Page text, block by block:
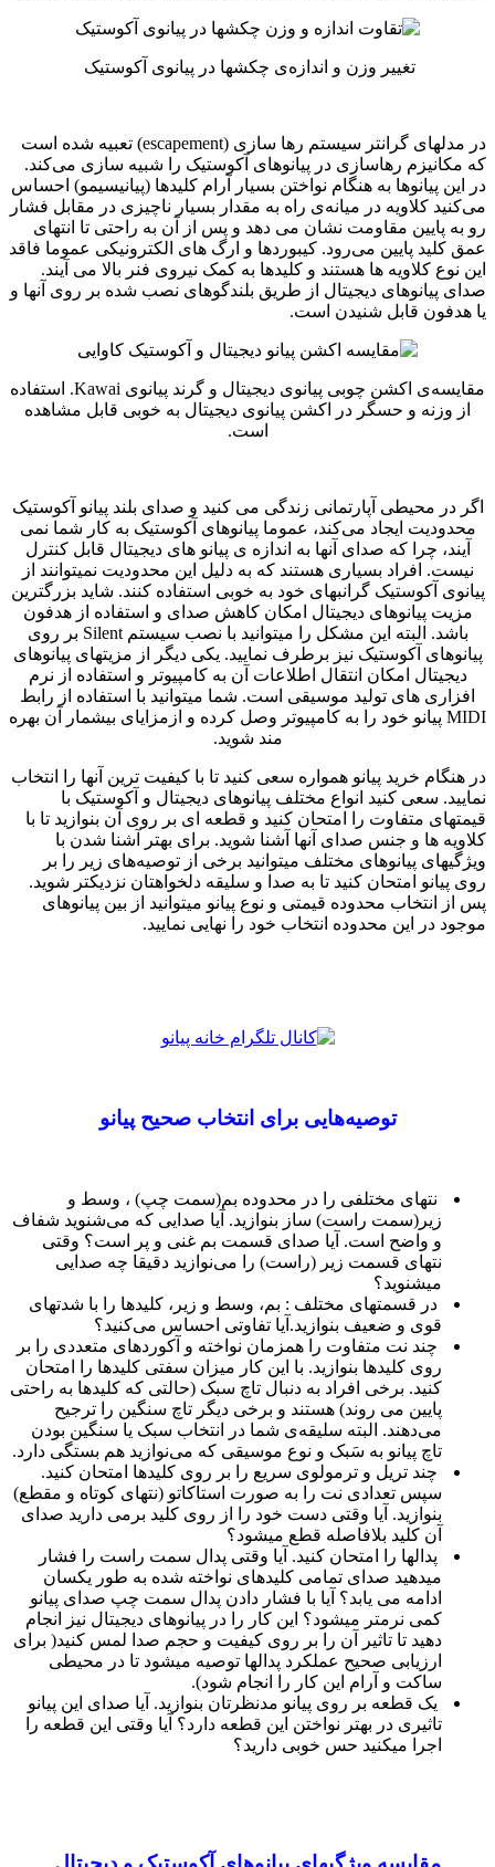
تغییر وزن و اندازه‌ی چکشها در پیانوی آکوستیک
در مدلهای گرانتر سیستم رها سازی (escapement) تعبیه شده است
که مکانیزم رهاسازی در پیانوهای آکوستیک را شبیه سازی می‌کند.
در این پیانوها به هنگام نواختن بسیار آرام کلیدها (پیانیسیمو) احساس
می‌كنید كلاویه در میانه‌ی راه به مقدار بسیار ناچیزی در مقابل فشار
رو به پایین مقاومت نشان می دهد و پس از آن به راحتی تا انتهای
عمق كلید پایین می‌رود. کیبوردها و ارگ های الکترونیکی عموما فاقد
این نوع کلاویه ها هستند و کلیدها به کمک نیروی فنر بالا می آیند.
صدای پیانوهای دیجیتال از طریق بلندگوهای نصب شده بر روی آنها و
یا هدفون قابل شنیدن است.
مقایسه‌ی اکشن چوبی پیانوی دیجیتال و گرند پیانوی Kawai. استفاده
از وزنه و حسگر در اکشن پیانوی دیجیتال به خوبی قابل مشاهده
است.
اگر در محیطی آپارتمانی زندگی می کنید و صدای بلند پیانو آکوستیک
محدودیت ایجاد می‌کند، عموما پیانوهای آکوستیک به کار شما نمی
آیند، چرا که صدای آنها به اندازه‌ ی پیانو های دیجیتال قابل کنترل
نیست. افراد بسیاری هستند که به دلیل این محدودیت نمیتوانند از
پیانوی آکوستیک گرانبهای خود به خوبی استفاده کنند. شاید بزرگترین
مزیت پیانوهای دیجیتال امکان کاهش صدای و استفاده از هدفون
باشد. البته این مشکل را میتوانید با نصب سیستم Silent بر روی
پیانوهای آکوستیک نیز برطرف نمایید. یکی دیگر از مزیتهای پیانوهای
دیجیتال امکان انتقال اطلاعات آن به کامپیوتر و استفاده از نرم
افزاری های تولید موسیقی است. شما میتوانید با استفاده از رابط
MIDI پیانو خود را به کامپیوتر وصل کرده و ازمزایای بیشمار آن بهره
مند شوید.
در هنگام خرید پیانو همواره سعی کنید تا با کیفیت ترین آنها را انتخاب
نمایید. سعی کنید انواع مختلف پیانوهای دیجیتال و آکوستیک با
قیمتهای متفاوت را امتحان کنید و قطعه ای بر روی آن بنوازید تا با
کلاویه ها و جنس صدای آنها آشنا شوید. برای بهتر آشنا شدن با
ویژگیهای پیانوهای مختلف میتوانید برخی از توصیه‌های زیر را بر
روی پیانو امتحان کنید تا به صدا و سلیقه دلخواهتان نزدیکتر شوید.
پس از انتخاب محدوده قیمتی و نوع پیانو میتوانید از بین پیانوهای
موجود در این محدوده انتخاب خود را نهایی نمایید.
توصيه‌هايی برای انتخاب صحيح پیانو
نتهای مختلفی را در محدوده بم(سمت چپ) ، وسط و
زیر(سمت راست) ساز بنوازید. آیا صدایی که می‌شنوید شفاف
و واضح است. آیا صدای قسمت بم غنی و پر است؟ وقتی
نتهای قسمت زیر (راست) را می‌نوازید دقیقا چه صدایی
میشنوید؟
در قسمتهای مختلف : بم، وسط و زیر، کلیدها را با شدتهای
قوی و ضعیف بنوازید.آیا تفاوتی احساس می‌کنید؟
چند نت متفاوت را همزمان نواخته و آکوردهای متعددی را بر
روی کلیدها بنوازید. با این کار میزان سفتی کلیدها را امتحان
کنید. برخی افراد به دنبال تاچ سبک (حالتی که کلیدها به راحتی
پایین می روند) هستند و برخی دیگر تاچ سنگین را ترجیح
می‌دهند. البته سلیقه‌‌ی شما در انتخاب سبک یا سنگین بودن
تاچ پیانو به سَبک و نوع موسیقی که می‌نوازید هم بستگی دارد.
چند تریل و ترمولوی سریع را بر روی کلیدها امتحان کنید.
سپس تعدادی نت را به صورت استاکاتو (نتهای کوتاه و مقطع)
بنوازید. آیا وقتی دست خود را از روی کلید برمی دارید صدای
آن کلید بلافاصله قطع میشود؟
پدالها را امتحان کنید. آیا وقتی پدال سمت راست را فشار
میدهید صدای تمامی کلیدهای نواخته شده به طور یکسان
ادامه می یابد؟ آیا با فشار دادن پدال سمت چپ صدای پیانو
کمی نرمتر میشود؟ این کار را در پیانوهای دیجیتال نیز انجام
دهید تا تاثیر آن را بر روی کیفیت و حجم صدا لمس کنید( برای
ارزيابی صحیح عملكرد پدالها توصيه میشود تا در محيطی
ساكت و آرام اين كار را انجام شود).
یک قطعه بر روی پیانو مدنظرتان بنوازید. آیا صدای این پیانو
تاثیری در بهتر نواختن این قطعه دارد؟ آیا وقتی این قطعه را
اجرا میکنید حس خوبی دارید؟